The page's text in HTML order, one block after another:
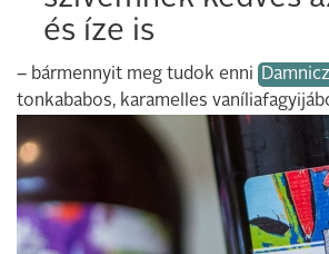
és íze is
– bármennyit meg tudok enni
tonkababos, karamelles